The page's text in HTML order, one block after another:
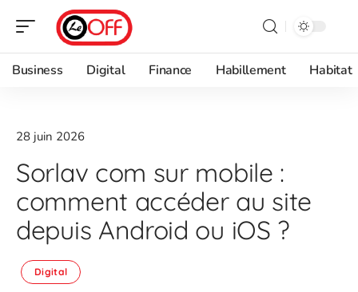
Business Digital Finance Habillement Habitat
28 juin 2026
Sorlav com sur mobile :
comment accéder au site
depuis Android ou iOS ?
Digital